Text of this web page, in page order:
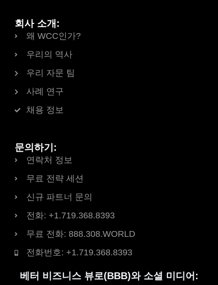
회사 소개:
왜 WCC인가?
우리의 역사
우리 자문 팀
사례 연구
채용 정보
문의하기:
연락처 정보
무료 전략 세션
신규 파트너 문의
전화: +1.719.368.8393
무료 전화: 888.308.WORLD
전화번호: +1.719.368.8393
베터 비즈니스 뷰로(BBB)와 소셜 미디어: